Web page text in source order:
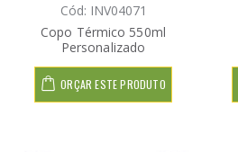
Cód: INV04071
Copo Térmico 550ml
Personalizado
ORÇAR ESTE PRODUTO